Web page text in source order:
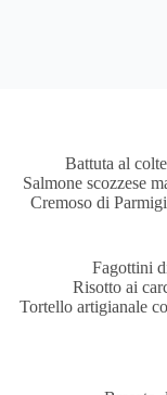
Battuta al
Salmone scozzese
Cremoso di
Fagottini
Risotto ai
Tortello artigianale